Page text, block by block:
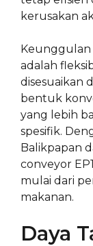
kerusakan
Keunggulan
adalah
disesuaikan
bentuk
yang lebih
spesifik.
Balikpapan
conveyor
mulai dari
makanan.
Daya